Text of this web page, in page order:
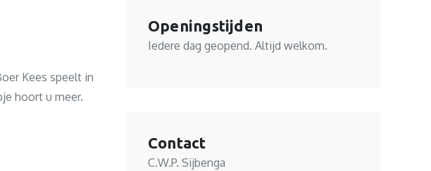
Kees speelt in
hoort u meer.
Openingstijden
Iedere dag geopend. Altijd welkom.
Contact
C.W.P. Sijbenga